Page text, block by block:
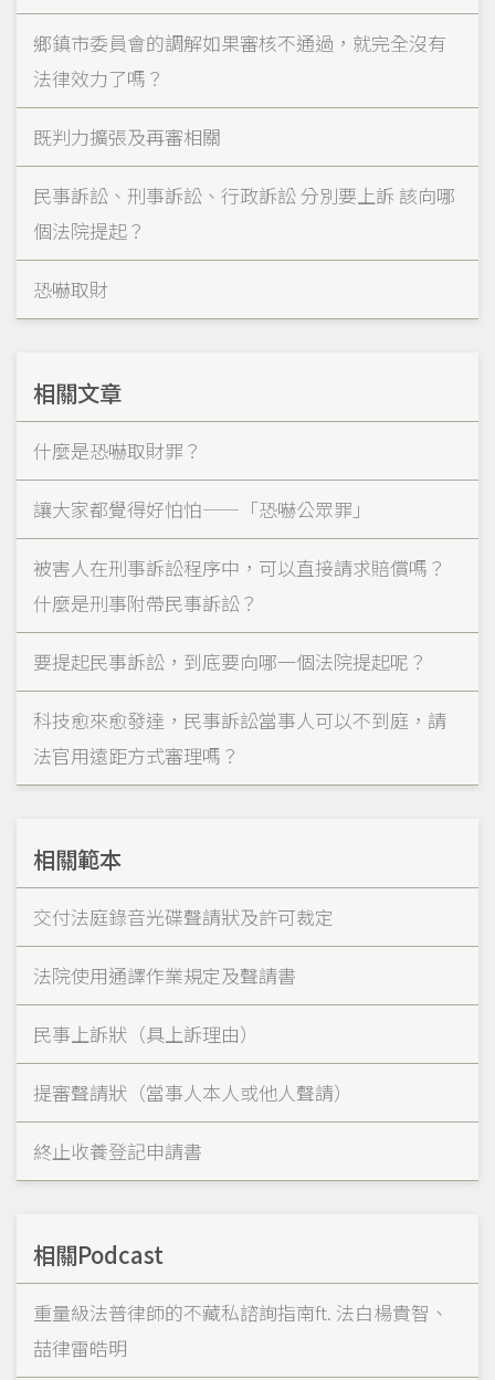
鄉鎮市委員會的調解如果審核不通過，就完全沒有
法律效力了嗎？
既判力擴張及再審相關
民事訴訟、刑事訴訟、行政訴訟 分別要上訴 該向哪
個法院提起？
恐嚇取財
相關文章
什麼是恐嚇取財罪？
讓大家都覺得好怕怕——「恐嚇公眾罪」
被害人在刑事訴訟程序中，可以直接請求賠償嗎？
什麼是刑事附帶民事訴訟？
要提起民事訴訟，到底要向哪一個法院提起呢？
科技愈來愈發達，民事訴訟當事人可以不到庭，請
法官用遠距方式審理嗎？
相關範本
交付法庭錄音光碟聲請狀及許可裁定
法院使用通譯作業規定及聲請書
民事上訴狀（具上訴理由）
提審聲請狀（當事人本人或他人聲請）
終止收養登記申請書
相關Podcast
重量級法普律師的不藏私諮詢指南ft. 法白楊貴智、
喆律雷皓明